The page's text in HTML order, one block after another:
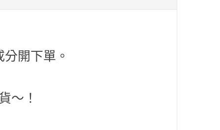
128透明
143嫩綠
開下單。
～！